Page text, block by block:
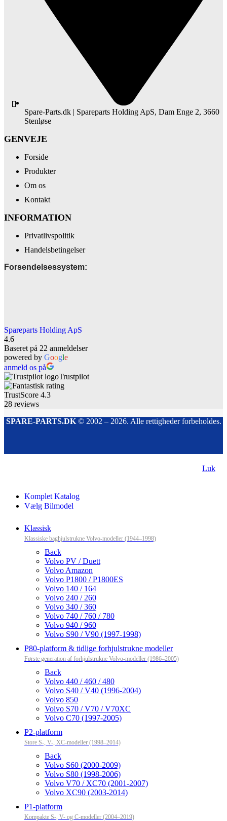
Spare-Parts.dk | Spareparts Holding ApS, Dam Enge 2, 3660
Stenløse
GENVEJE
Forside
Produkter
Om os
Kontakt
INFORMATION
Privatlivspolitik
Handelsbetingelser
Forsendelsessystem:
Spareparts Holding ApS
4.6
Baseret på 22 anmeldelser
powered by Google
anmeld os på
Trustpilot
TrustScore 4.3
28 reviews
SPARE-PARTS.DK© 2002 – 2026. Alle rettigheder forbeholdes.
Luk
Komplet Katalog
Vælg Bilmodel
Klassisk
Klassiske baghjulstrukne Volvo-modeller (1944–1998)
Back
Volvo PV / Duett
Volvo Amazon
Volvo P1800 / P1800ES
Volvo 140 / 164
Volvo 240 / 260
Volvo 340 / 360
Volvo 740 / 760 / 780
Volvo 940 / 960
Volvo S90 / V90 (1997-1998)
P80-platform & tidlige forhjulstrukne modeller
Første generation af forhjulstrukne Volvo-modeller (1986–2005)
Back
Volvo 440 / 460 / 480
Volvo S40 / V40 (1996-2004)
Volvo 850
Volvo S70 / V70 / V70XC
Volvo C70 (1997-2005)
P2-platform
Store S-, V-, XC-modeller (1998–2014)
Back
Volvo S60 (2000-2009)
Volvo S80 (1998-2006)
Volvo V70 / XC70 (2001-2007)
Volvo XC90 (2003-2014)
P1-platform
Kompakte S-, V- og C-modeller (2004–2019)